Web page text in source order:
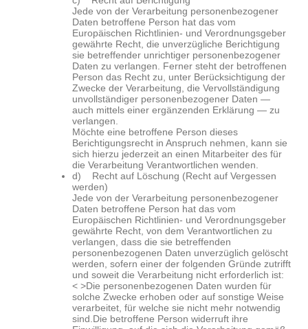
Jede von der Verarbeitung personenbezogener
Daten betroffene Person hat das vom
Europäischen Richtlinien- und Verordnungsgeber
gewährte Recht, die unverzügliche Berichtigung
sie betreffender unrichtiger personenbezogener
Daten zu verlangen. Ferner steht der betroffenen
Person das Recht zu, unter Berücksichtigung der
Zwecke der Verarbeitung, die Vervollständigung
unvollständiger personenbezogener Daten —
auch mittels einer ergänzenden Erklärung — zu
verlangen.
Möchte eine betroffene Person dieses
Berichtigungsrecht in Anspruch nehmen, kann sie
sich hierzu jederzeit an einen Mitarbeiter des für
die Verarbeitung Verantwortlichen wenden.
d) Recht auf Löschung (Recht auf Vergessen
werden)
Jede von der Verarbeitung personenbezogener
Daten betroffene Person hat das vom
Europäischen Richtlinien- und Verordnungsgeber
gewährte Recht, von dem Verantwortlichen zu
verlangen, dass die sie betreffenden
personenbezogenen Daten unverzüglich gelöscht
werden, sofern einer der folgenden Gründe zutrifft
und soweit die Verarbeitung nicht erforderlich ist:
< >Die personenbezogenen Daten wurden für
solche Zwecke erhoben oder auf sonstige Weise
verarbeitet, für welche sie nicht mehr notwendig
sind. Die betroffene Person widerruft ihre